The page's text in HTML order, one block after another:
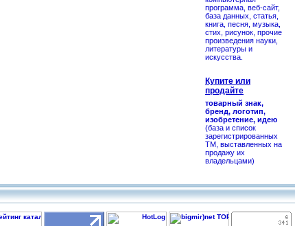
программа, веб-сайт,
база данных, статья,
книга, песня, музыка,
стих, рисунок, прочие
произведения науки,
литературы и
искусства.
Купите или
продайте
товарный знак,
бренд, логотип,
изобретение, идею
(база и список
зарегистрированных
ТМ, выставленных на
продажу их
владельцами)